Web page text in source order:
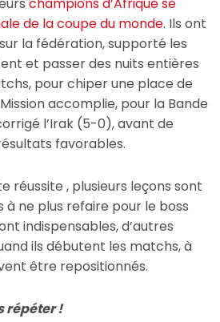
de la coupe du monde. Ils ont
la fédération, supporté les
et passer des nuits entières
pour chiper une place de
accomplie, pour la Bande
l’Irak (5-0), avant de
favorables.
réussite , plusieurs leçons sont
ne plus refaire pour le boss
indispensables, d’autres
ils débutent les matchs, à
être repositionnés.
répéter !